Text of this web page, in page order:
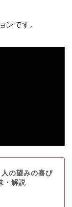
ンです。
の望みの喜び
・解説